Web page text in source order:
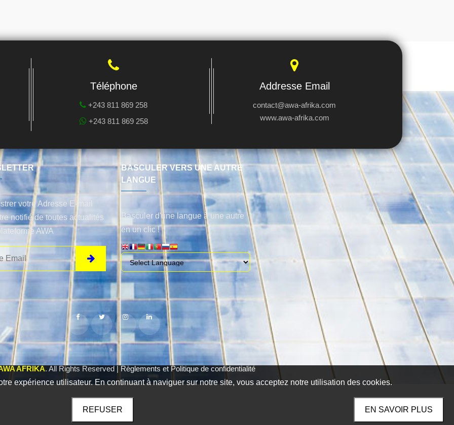
expérience utilisateur. En continuant à naviguer sur notre site, vous acceptez notre utilisation des cookies.
REFUSER EN SAVOIR PLUS
Téléphone
+243 811 869 258
+243 811 869 258
Addresse Email
contact@awa-afrika.com
www.awa-afrika.com
votre Adresse E-mail
notifié de toutes actualités
AWA
BASCULER VERS UNE AUTRE
LANGUE
Basculer d'une langue à une autre
en un clic !
AFRIKA. All Rights Reserved | Règlements et Politique de confidentialité